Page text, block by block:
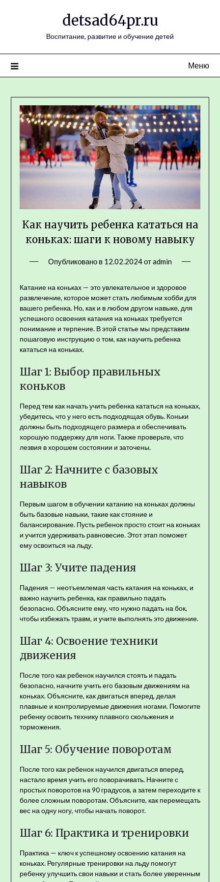
detsad64pr.ru
Воспитание, развитие и обучение детей
Меню
Как научить ребенка кататься на
коньках: шаги к новому навыку
Опубликовано в 12.02.2024отadmin
Катание на коньках — это увлекательное и здоровое
развлечение, которое может стать любимым хобби для
вашего ребенка. Но, как и в любом другом навыке, для
успешного освоения катания на коньках требуется
понимание и терпение. В этой статье мы представим
пошаговую инструкцию о том, как научить ребенка
кататься на коньках.
Шаг 1: Выбор правильных
коньков
Перед тем как начать учить ребенка кататься на коньках,
убедитесь, что у него есть подходящая обувь. Коньки
должны быть подходящего размера и обеспечивать
хорошую поддержку для ноги. Также проверьте, что
лезвия в хорошем состоянии и заточены.
Шаг 2: Начните с базовых
навыков
Первым шагом в обучении катанию на коньках должны
быть базовые навыки, такие как стояние и
балансирование. Пусть ребенок просто стоит на коньках
и учится удерживать равновесие. Этот этап поможет
ему освоиться на льду.
Шаг 3: Учите падения
Падения — неотъемлемая часть катания на коньках, и
важно научить ребенка, как правильно падать
безопасно. Объясните ему, что нужно падать на бок,
чтобы избежать травм, и учите выполнять это движение.
Шаг 4: Освоение техники
движения
После того как ребенок научился стоять и падать
безопасно, начните учить его базовым движениям на
коньках. Объясните, как двигаться вперед, делая
плавные и контролируемые движения ногами. Помогите
ребенку освоить технику плавного скольжения и
торможения.
Шаг 5: Обучение поворотам
После того как ребенок научился двигаться вперед,
настало время учить его поворачивать. Начните с
простых поворотов на 90 градусов, а затем переходите к
более сложным поворотам. Объясните, как перемещать
вес на одну ногу, чтобы начать поворот.
Шаг 6: Практика и тренировки
Практика — ключ к успешному освоению катания на
коньках. Регулярные тренировки на льду помогут
ребенку улучшить свои навыки и стать более уверенным